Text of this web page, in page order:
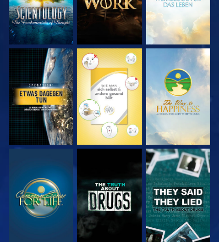
ANSEHEN ANSEHEN ANSEHEN
ANSEHEN ANSEHEN ANSEHEN